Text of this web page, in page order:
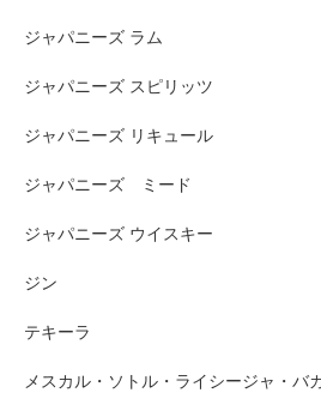
ジャパニーズ ラム
ジャパニーズ スピリッツ
ジャパニーズ リキュール
ジャパニーズ ミード
ジャパニーズ ウイスキー
ジン
テキーラ
メスカル・ソトル・ライシージャ・バ